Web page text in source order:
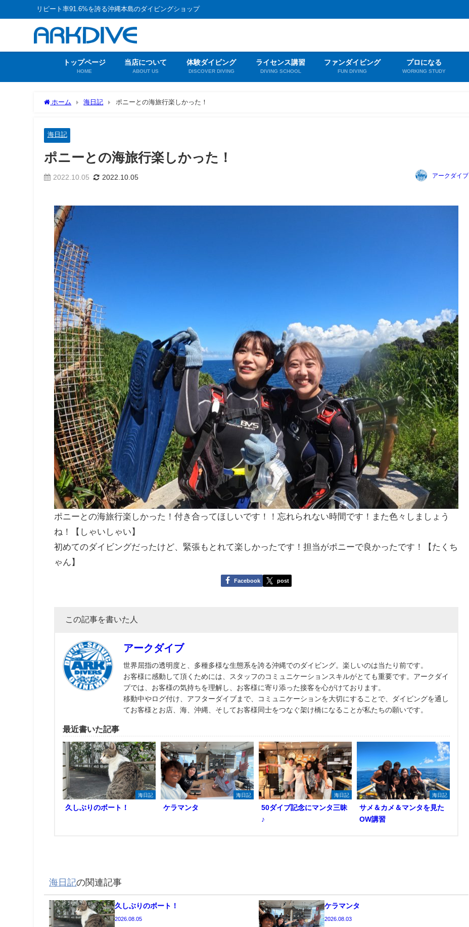
リピート率91.6%を誇る沖縄本島のダイビングショップ
トップページ
HOME
当店について
ABOUT US
体験ダイビング
DISCOVER DIVING
ライセンス講習
DIVING SCHOOL
ファンダイビング
FUN DIVING
プロになる
WORKING STUDY
ホーム 海日記 ポニーとの海旅行楽しかった！
海日記
ポニーとの海旅行楽しかった！
2022.10.05 2022.10.05 アークダイブ
ポニーとの海旅行楽しかった！付き合ってほしいです！！忘れられない時間です！また色々しましょう
ね！【しゃいしゃい】
初めてのダイビングだったけど、緊張もとれて楽しかったです！担当がポニーで良かったです！【たくち
ゃん】
Facebook post
この記事を書いた人
アークダイブ
世界屈指の透明度と、多種多様な生態系を誇る沖縄でのダイビング。楽しいのは当たり前です。
お客様に感動して頂くためには、スタッフのコミュニケーションスキルがとても重要です。アークダイ
ブでは、お客様の気持ちを理解し、お客様に寄り添った接客を心がけております。
移動中やログ付け、アフターダイブまで、コミュニケーションを大切にすることで、ダイビングを通し
てお客様とお店、海、沖縄、そしてお客様同士をつなぐ架け橋になることが私たちの願いです。
最近書いた記事
海日記
久しぶりのボート！
海日記
ケラマンタ
海日記
50ダイブ記念にマンタ三昧
♪
海日記
サメ＆カメ＆マンタを見た
OW講習
海日記の関連記事
久しぶりのボート！
2026.08.05
ケラマンタ
2026.08.03